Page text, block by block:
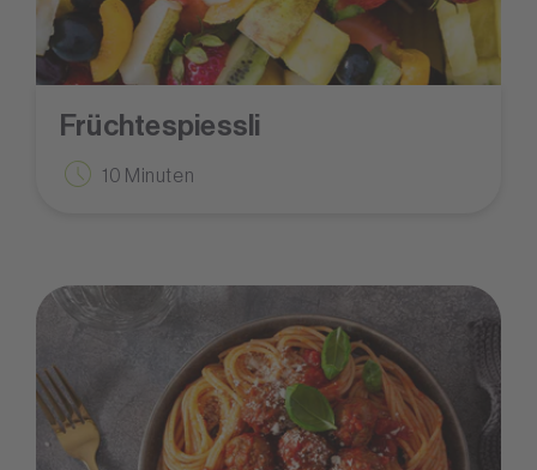
Früchtespiessli
10 Minuten